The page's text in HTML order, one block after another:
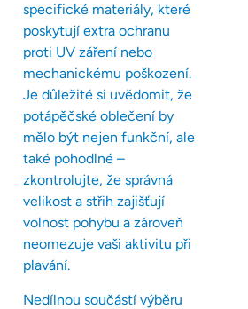
specifické materiály, které
poskytují extra ochranu
proti UV záření nebo
mechanickému poškození.
Je důležité si uvědomit, že
potápěčské oblečení by
mělo být nejen funkční, ale
také pohodlné –
zkontrolujte, že správná
velikost a střih zajišťují
volnost pohybu a zároveň
neomezuje vaši aktivitu při
plavání.
Nedílnou součástí výběru